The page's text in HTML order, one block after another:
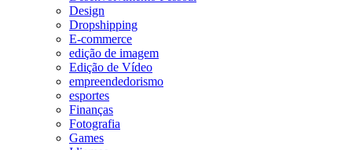
Design
Dropshipping
E-commerce
edição de imagem
Edição de Vídeo
empreendedorismo
esportes
Finanças
Fotografia
Games